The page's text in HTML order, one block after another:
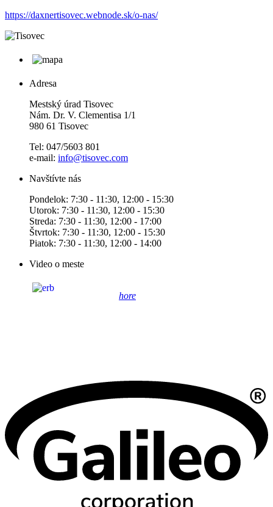
https://daxnertisovec.webnode.sk/o-nas/
Adresa
Mestský úrad Tisovec
Nám. Dr. V. Clementisa 1/1
980 61 Tisovec
Tel: 047/5603 801
e-mail: info@tisovec.com
Navštívte nás
Pondelok: 7:30 - 11:30, 12:00 - 15:30
Utorok: 7:30 - 11:30, 12:00 - 15:30
Streda: 7:30 - 11:30, 12:00 - 17:00
Štvrtok: 7:30 - 11:30, 12:00 - 15:30
Piatok: 7:30 - 11:30, 12:00 - 14:00
Video o meste
hore